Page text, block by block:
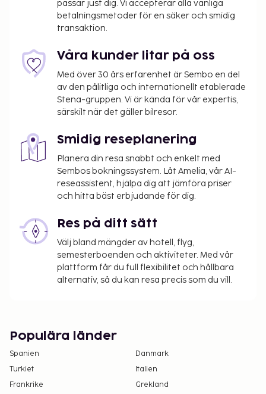
hjälp med bokning av biljetter och guidade turer.
När du vill äta något på detta pensionat, kan du
Du kommer att ombes att betala följande avgifter
på boendet – avgifterna kan inkludera tillämpliga
Administrationsavgift: 2.65 EUR per person per
Vi har listat alla tilläggsavgifter som boendet har
upplyst oss om.
Avgift för flygtransfer: EUR 58 per rum (enkel
Avgift för parkering utan tak: EUR 20 per natt
Avgift för tidig incheckning: EUR 50 (endast i
mån av tillgång)
Avgift för sen utcheckning: EUR 120 (endast i
mån av tillgång)
Spjälsäng (babysäng): EUR 90.0 per natt
Avgift för extrasäng: EUR 90.0 per natt
skatt. Observera att dessa kan komma att ändras.
Endast registrerade gäster är tillåtna på
boendets rum.
Anslutande rum kan erbjudas i mån av tillgång.
passar just dig. Vi accepterar alla vanliga
betalningsmetoder för en säker och smidig
transaktion.
Våra kunder litar på oss
Med över 30 års erfarenhet är Sembo en del
av den pålitliga och internationellt etablerade
Stena-gruppen. Vi är kända för vår expertis,
särskilt när det gäller bilresor.
Smidig reseplanering
Planera din resa snabbt och enkelt med
Sembos bokningssystem. Låt Amelia, vår AI-
reseassistent, hjälpa dig att jämföra priser
och hitta bäst erbjudande för dig.
Res på ditt sätt
Välj bland mängder av hotell, flyg,
semesterboenden och aktiviteter. Med vår
plattform får du full flexibilitet och hållbara
alternativ, så du kan resa precis som du vill.
Populära länder
Spanien
Danmark
Turkiet
Italien
Frankrike
Grekland